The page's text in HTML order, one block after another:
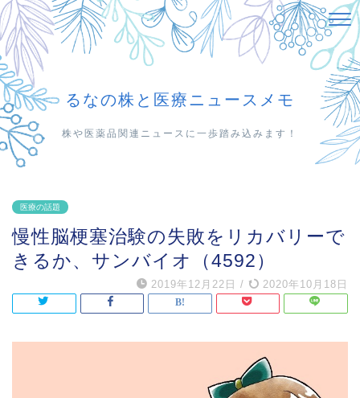
るなの株と医療ニュースメモ
株や医薬品関連ニュースに一歩踏み込みます！
医療の話題
慢性脳梗塞治験の失敗をリカバリーで
きるか、サンバイオ（4592）
2019年12月22日 / 2020年10月18日